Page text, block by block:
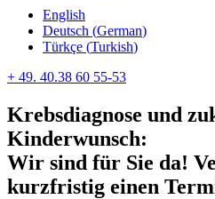
English
Deutsch (German)
Türkçe (Turkish)
+ 49. 40.38 60 55-53
Krebsdiagnose und
Kinderwunsch:
Wir sind für Sie da!
kurzfristig einen